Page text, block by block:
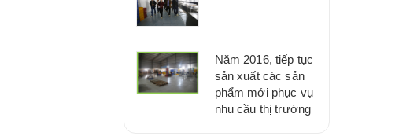
Năm 2016, tiếp tục
sản xuất các sản
phẩm mới phục vụ
nhu cầu thị trường